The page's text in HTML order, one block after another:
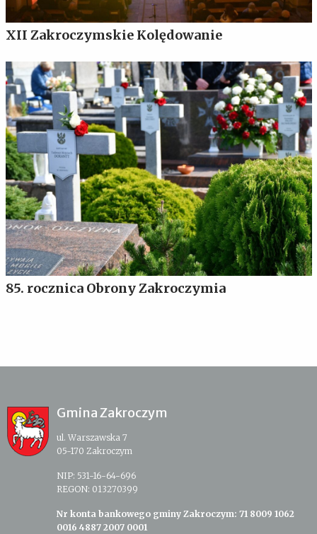
XII Zakroczymskie Kolędowanie
85. rocznica Obrony Zakroczymia
Gmina Zakroczym
ul. Warszawska 7
05-170 Zakroczym
NIP: 531-16-64-696
REGON: 013270399
Nr konta bankowego gminy Zakroczym: 71 8009 1062
0016 4887 2007 0001